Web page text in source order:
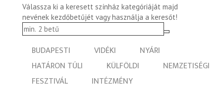
Válassza ki a keresett színház kategóriáját majd
nevének kezdőbetűjét vagy használja a keresőt!
BUDAPESTI VIDÉKI
NYÁRI
HATÁRON TÚLI
KÜLFÖLDI
NEMZETISÉGI
FESZTIVÁL
INTÉZMÉNY